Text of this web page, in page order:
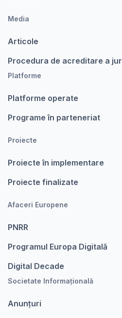
Media
Articole
Procedura de acreditare a
Platforme
Platforme operate
Programe în parteneriat
Proiecte
Proiecte în implementare
Proiecte finalizate
Afaceri Europene
PNRR
Programul Europa Digitalǎ
Digital Decade
Societate Informațională
Anunțuri